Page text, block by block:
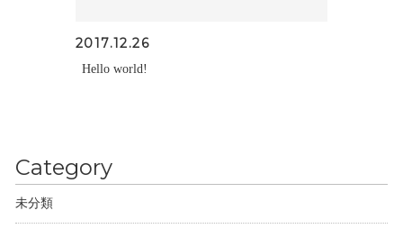
2017.12.26
Hello world!
Category
未分類